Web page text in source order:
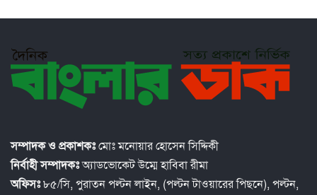
সম্পাদক ও প্রকাশকঃমোঃ মনোয়ার হোসেন সিদ্দিকী
নির্বাহী সম্পাদকঃঅ্যাডভোকেট উম্মে হাবিবা রীমা
অফিসঃ৮৫/সি, পুরাতন পল্টন লাইন, (পল্টন টাওয়ারের পিছনে), পল্টন,